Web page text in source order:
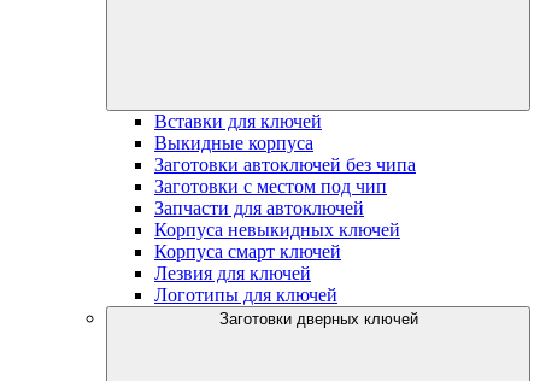
Вставки для ключей
Выкидные корпуса
Заготовки автоключей без чипа
Заготовки с местом под чип
Запчасти для автоключей
Корпуса невыкидных ключей
Корпуса смарт ключей
Лезвия для ключей
Логотипы для ключей
Заготовки дверных ключей